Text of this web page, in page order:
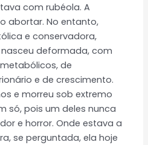
com rubéola. A
abortar. No entanto,
e conservadora,
deformada, com
de
e de crescimento.
e morreu sob extremo
só, pois um deles nunca
e horror. Onde estava a
se perguntada, ela hoje